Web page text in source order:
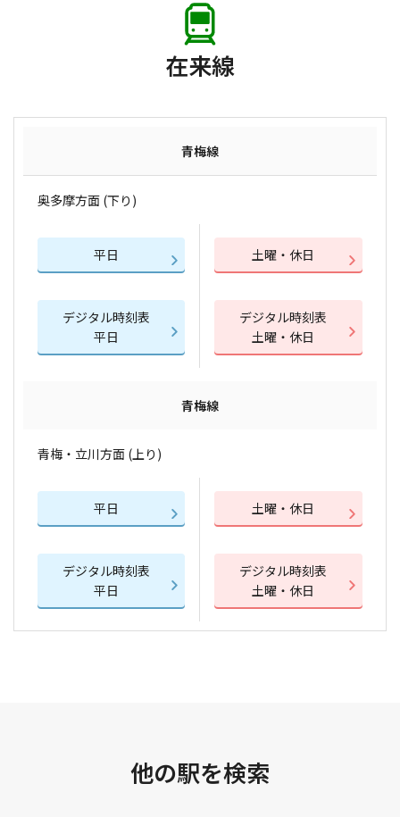
在来線
青梅線
奥多摩方面 (下り)
平日 土曜・休日
デジタル時刻表
平日
デジタル時刻表
土曜・休日
青梅線
青梅・立川方面 (上り)
平日 土曜・休日
デジタル時刻表
平日
デジタル時刻表
土曜・休日
他の駅を検索